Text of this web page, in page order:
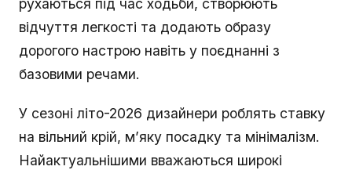
рухаються під час ходьби, створюють
відчуття легкості та додають образу
дорогого настрою навіть у поєднанні з
базовими речами.
У сезоні літо-2026 дизайнери роблять ставку
на вільний крій, м’яку посадку та мінімалізм.
Найактуальнішими вважаються широкі